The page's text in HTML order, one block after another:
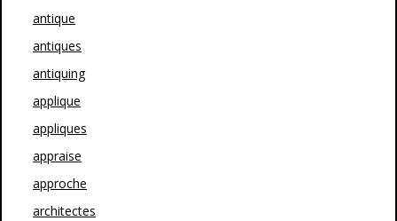
antique
antiques
antiquing
applique
appliques
appraise
approche
architectes